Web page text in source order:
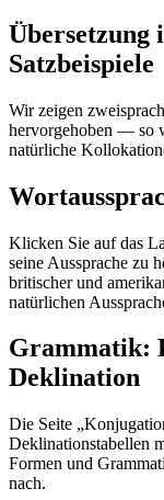
Übersetzung
Satzbeispiele
Wir zeigen
hervorgehoben — so
natürliche
Klicken Sie auf das
seine Aussprache zu
britischer und
natürlichen
Grammatik:
Deklination
Die Seite
Deklinationstabellen
Formen und
nach.